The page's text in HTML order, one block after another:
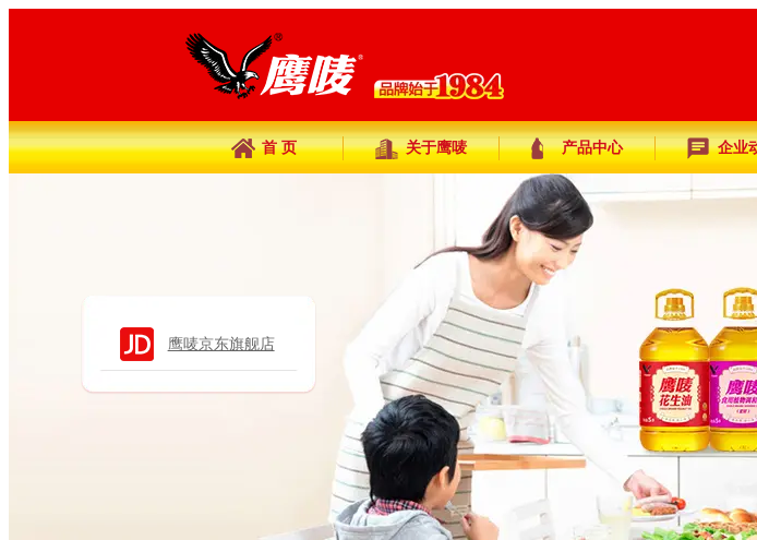
鹰唛京东旗舰店
首 页 关于鹰唛 产品中心 企业